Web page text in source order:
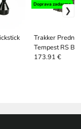
Trakker Predný
Tempest RS
Infill Panel
Doprava zadarmo
173.91 €